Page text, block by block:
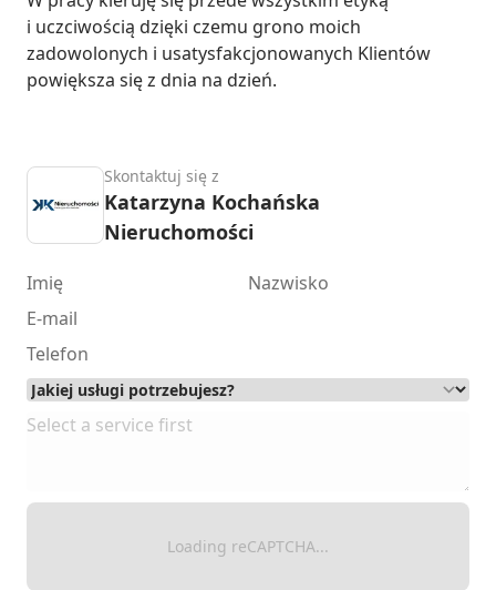
i uczciwością dzięki czemu grono moich
zadowolonych i usatysfakcjonowanych Klientów
powiększa się z dnia na dzień.
Skontaktuj się z
Katarzyna Kochańska
Nieruchomości
Loading reCAPTCHA...